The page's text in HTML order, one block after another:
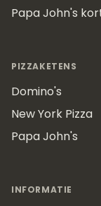
Papa John's
PIZZAKETENS
Domino's
New York Pizza
Papa John's
INFORMATIE